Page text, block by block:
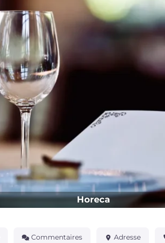
Horeca
Commentaires Adresse